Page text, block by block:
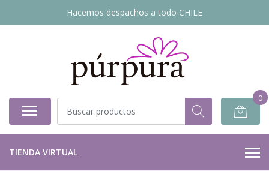
Hacemos despachos a todo CHILE
0
TIENDA VIRTUAL